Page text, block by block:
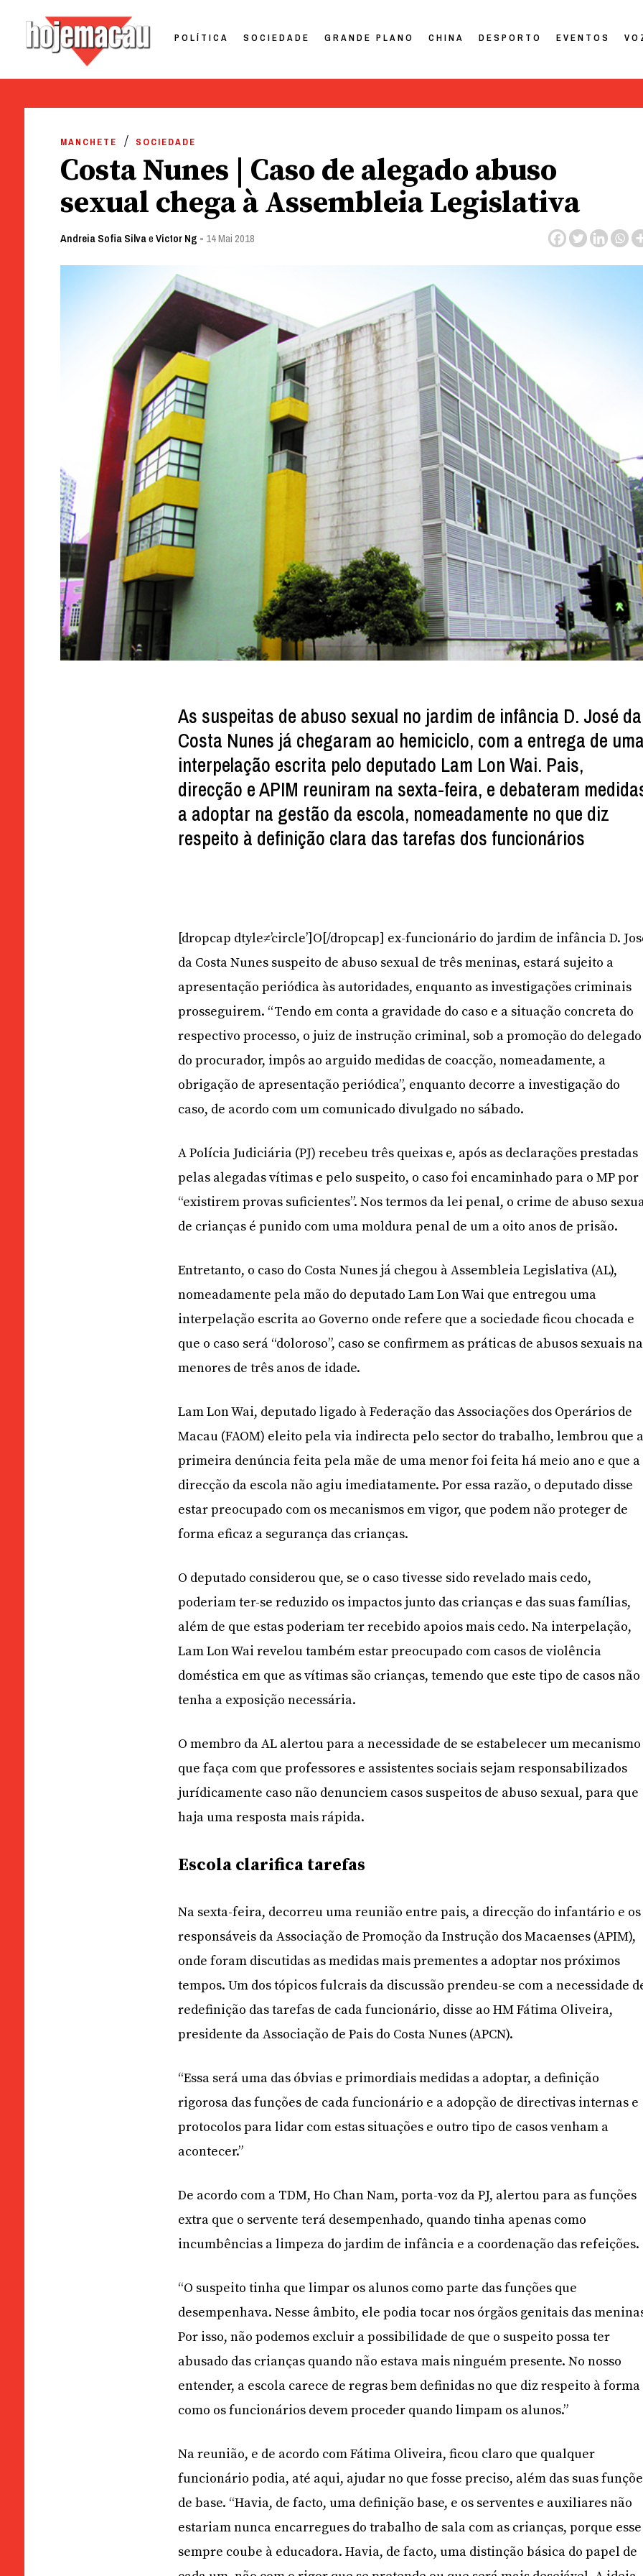
POLÍTICA SOCIEDADE GRANDE PLANO CHINA DESPORTO EVENTOS
MANCHETE SOCIEDADE
Costa Nunes | Caso de alegado abuso
sexual chega à Assembleia Legislativa
Andreia Sofia SilvaeVictor Ng - 14 Mai 2018
As suspeitas de abuso sexual no jardim de infância D. José da
Costa Nunes já chegaram ao hemiciclo, com a entrega de
interpelação escrita pelo deputado Lam Lon Wai. Pais,
direcção e APIM reuniram na sexta-feira, e debateram
a adoptar na gestão da escola, nomeadamente no que diz
respeito à definição clara das tarefas dos funcionários
[dropcap dtyle≠’circle’]O[/dropcap] ex-funcionário do jardim de infância D.
da Costa Nunes suspeito de abuso sexual de três meninas, estará sujeito a
apresentação periódica às autoridades, enquanto as investigações criminais
prosseguirem. “Tendo em conta a gravidade do caso e a situação concreta do
respectivo processo, o juiz de instrução criminal, sob a promoção do delegado
do procurador, impôs ao arguido medidas de coacção, nomeadamente, a
obrigação de apresentação periódica”, enquanto decorre a investigação do
caso, de acordo com um comunicado divulgado no sábado.
A Polícia Judiciária (PJ) recebeu três queixas e, após as declarações prestadas
pelas alegadas vítimas e pelo suspeito, o caso foi encaminhado para o MP por
“existirem provas suficientes”. Nos termos da lei penal, o crime de abuso
de crianças é punido com uma moldura penal de um a oito anos de prisão.
Entretanto, o caso do Costa Nunes já chegou à Assembleia Legislativa (AL),
nomeadamente pela mão do deputado Lam Lon Wai que entregou uma
interpelação escrita ao Governo onde refere que a sociedade ficou chocada e
que o caso será “doloroso”, caso se confirmem as práticas de abusos sexuais
menores de três anos de idade.
Lam Lon Wai, deputado ligado à Federação das Associações dos Operários de
Macau (FAOM) eleito pela via indirecta pelo sector do trabalho, lembrou que
primeira denúncia feita pela mãe de uma menor foi feita há meio ano e que a
direcção da escola não agiu imediatamente. Por essa razão, o deputado disse
estar preocupado com os mecanismos em vigor, que podem não proteger de
forma eficaz a segurança das crianças.
O deputado considerou que, se o caso tivesse sido revelado mais cedo,
poderiam ter-se reduzido os impactos junto das crianças e das suas famílias,
além de que estas poderiam ter recebido apoios mais cedo. Na interpelação,
Lam Lon Wai revelou também estar preocupado com casos de violência
doméstica em que as vítimas são crianças, temendo que este tipo de casos não
tenha a exposição necessária.
O membro da AL alertou para a necessidade de se estabelecer um mecanismo
que faça com que professores e assistentes sociais sejam responsabilizados
jurídicamente caso não denunciem casos suspeitos de abuso sexual, para que
haja uma resposta mais rápida.
Escola clarifica tarefas
Na sexta-feira, decorreu uma reunião entre pais, a direcção do infantário e os
responsáveis da Associação de Promoção da Instrução dos Macaenses (APIM),
onde foram discutidas as medidas mais prementes a adoptar nos próximos
tempos. Um dos tópicos fulcrais da discussão prendeu-se com a necessidade
redefinição das tarefas de cada funcionário, disse ao HM Fátima Oliveira,
presidente da Associação de Pais do Costa Nunes (APCN).
“Essa será uma das óbvias e primordiais medidas a adoptar, a definição
rigorosa das funções de cada funcionário e a adopção de directivas internas e
protocolos para lidar com estas situações e outro tipo de casos venham a
acontecer.”
De acordo com a TDM, Ho Chan Nam, porta-voz da PJ, alertou para as funções
extra que o servente terá desempenhado, quando tinha apenas como
incumbências a limpeza do jardim de infância e a coordenação das refeições.
“O suspeito tinha que limpar os alunos como parte das funções que
desempenhava. Nesse âmbito, ele podia tocar nos órgãos genitais das
Por isso, não podemos excluir a possibilidade de que o suspeito possa ter
abusado das crianças quando não estava mais ninguém presente. No nosso
entender, a escola carece de regras bem definidas no que diz respeito à forma
como os funcionários devem proceder quando limpam os alunos.”
Na reunião, e de acordo com Fátima Oliveira, ficou claro que qualquer
funcionário podia, até aqui, ajudar no que fosse preciso, além das suas
de base. “Havia, de facto, uma definição base, e os serventes e auxiliares não
estariam nunca encarregues do trabalho de sala com as crianças, porque esse
sempre coube à educadora. Havia, de facto, uma distinção básica do papel de